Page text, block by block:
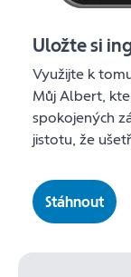
Uložte si
Využijte k
Můj Albert,
spokojených
jistotu, že
Stáhnout